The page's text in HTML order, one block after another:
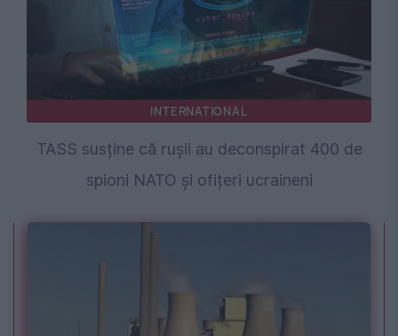
INTERNATIONAL
TASS susține că rușii au deconspirat 400 de
spioni NATO și ofițeri ucraineni